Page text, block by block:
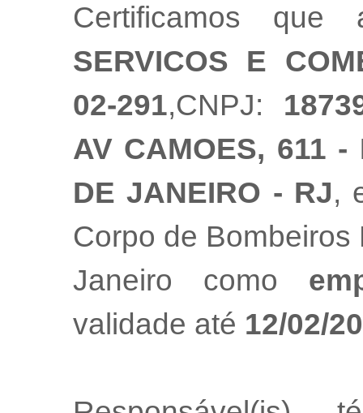
Certificamos
SERVICOS E
02-291,CNPJ:
AV CAMOES, 611 -
DE JANEIRO - RJ,
Corpo de
Janeiro como
validade até 12/02/